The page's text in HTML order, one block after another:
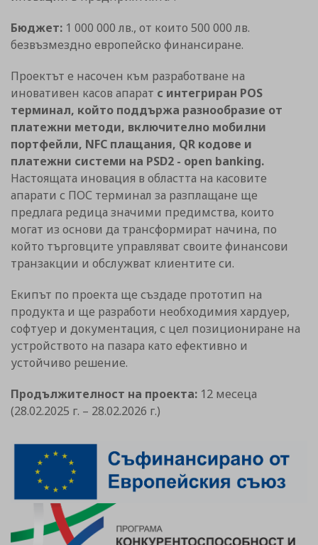
Бюджет: 1 000 000 лв., от които 500 000 лв.
безвъзмездно европейско финансиране.
Проектът е насочен към разработване на
иновативен касов апарат с интегриран POS
терминал, който поддържа разнообразие от
платежни методи, включително мобилни
портфейли, NFC плащания, QR кодове и
платежни системи на PSD2 - open banking.
Настоящата иновация в областта на касовите
апарати с ПОС терминал за разплащане ще
предлага редица значими предимства, които
могат из основи да трансформират начина, по
който търговците управляват своите финансови
транзакции и обслужват клиентите си.
Екипът по проекта ще създаде прототип на
продукта и ще разработи необходимия хардуер,
софтуер и документация, с цел позициониране на
устройството на пазара като ефективно и
устойчиво решение.
Продължителност на проекта: 12 месеца
(28.02.2025 г. – 28.02.2026 г.)